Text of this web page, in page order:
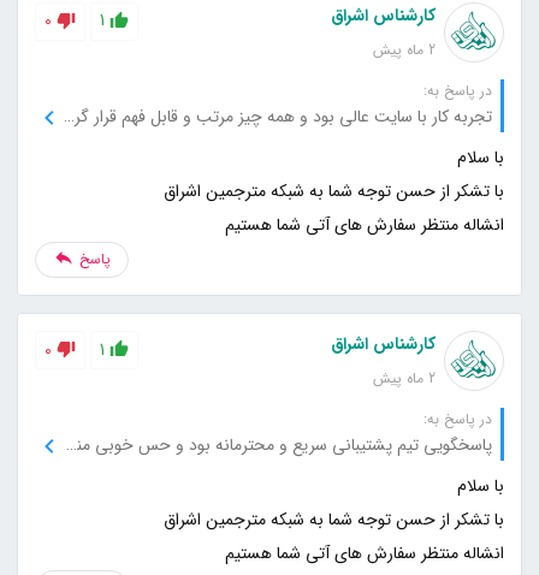
کارشناس اشراق
2 ماه پیش
1
0
در پاسخ به:
تجربه کار با سایت عالی بود و همه چیز مرتب و قابل فهم قرار گرفته است.
انشاله منتظر سفارش های آتی شما هستیم
پاسخ
کارشناس اشراق
2 ماه پیش
1
0
در پاسخ به:
پاسخگویی تیم پشتیبانی سریع و محترمانه بود و حس خوبی منتقل می‌کرد.
انشاله منتظر سفارش های آتی شما هستیم